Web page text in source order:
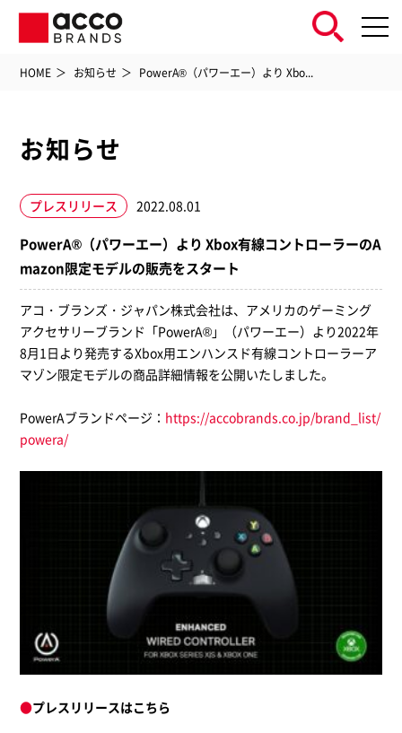
HOME お知らせ PowerA®（パワーエー）より Xbo...
お知らせ
プレスリリース 2022.08.01
PowerA®（パワーエー）より Xbox有線コントローラーのA
mazon限定モデルの販売をスタート
アコ・ブランズ・ジャパン株式会社は、アメリカのゲーミング
アクセサリーブランド「PowerA®」（パワーエー）より2022年
8月1日より発売するXbox用エンハンスド有線コントローラーア
マゾン限定モデルの商品詳細情報を公開いたしました。
PowerAブランドページ： https://accobrands.co.jp/brand_list/
powera/
●プレスリリースはこちら